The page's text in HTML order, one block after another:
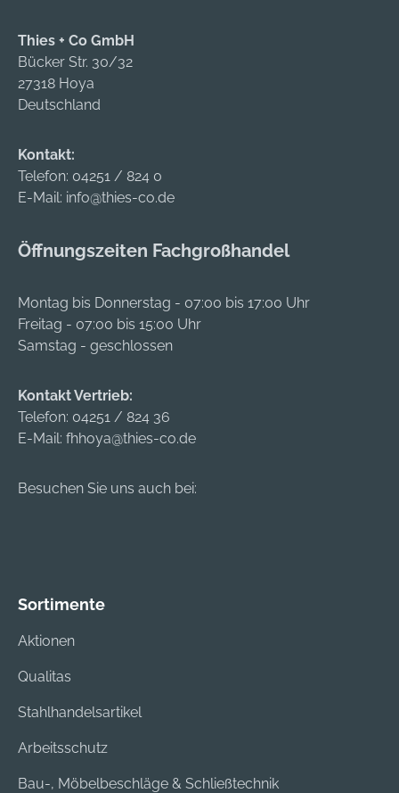
Thies + Co GmbH
Bücker Str. 30/32
27318 Hoya
Deutschland
Kontakt:
Telefon: 04251 / 824 0
E-Mail: info@thies-co.de
Öffnungszeiten Fachgroßhandel
Montag bis Donnerstag - 07:00 bis 17:00 Uhr
Freitag - 07:00 bis 15:00 Uhr
Samstag - geschlossen
Kontakt Vertrieb:
Telefon: 04251 / 824 36
E-Mail: fhhoya@thies-co.de
Besuchen Sie uns auch bei:
Sortimente
Aktionen
Qualitas
Stahlhandelsartikel
Arbeitsschutz
Bau-, Möbelbeschläge & Schließtechnik